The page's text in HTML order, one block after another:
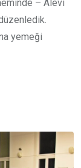
– Alevi
yemeği